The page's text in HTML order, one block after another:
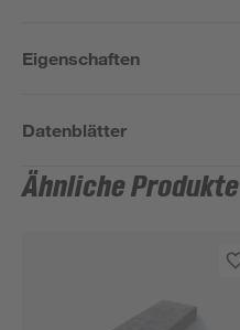
Eigenschaften
Datenblätter
Ähnliche Produkte